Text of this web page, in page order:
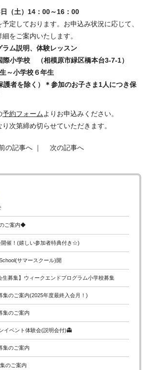
（土）14：00～16：00
定しております。お申込み状況に応じて、
をご案内いたします。
ム説明、体験レッスン
小学校 （相模原市緑区橋本台3-7-1）
～小学校６年生
者を除く）＊参加のお子さま1人につき保
予約フォーム よりお申込みください。
次第締め切らせていただきます。
の記事へ ｜ 次の記事へ
ご案内◆
催！(嬉しい参加者特典付き☆)
サマースクール)開
生募集】ウィークエンドプログラム小学校募集
集のご案内(2025年度最終入会月！)
集のご案内
イベント体験会(説明会付)👻
集のご案内
のご案内